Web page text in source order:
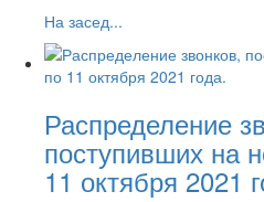
На засед...
Распределение
поступивших на
11 октября 2021